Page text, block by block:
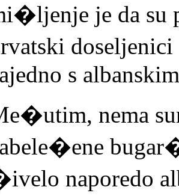
je da su
s
nema
naporedo